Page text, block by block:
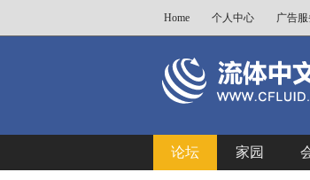
Home 个人中心 广告服
论坛 家园